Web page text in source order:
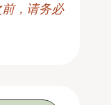
，请务必